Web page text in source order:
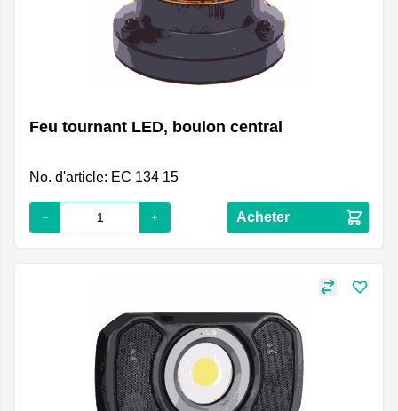
Feu tournant LED, boulon central
No. d'article: EC 134 15
Acheter